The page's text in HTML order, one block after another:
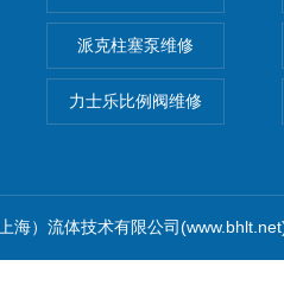
派克柱塞泵维修
力士乐比例阀维修
海）流体技术有限公司